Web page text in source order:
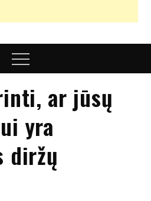
Menu
ar jūsų
yra
diržų